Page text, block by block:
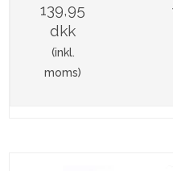
139,95
dkk
(inkl.
moms)